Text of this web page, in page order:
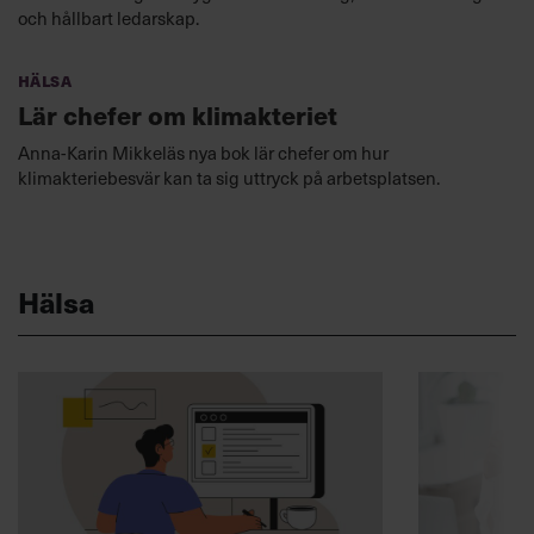
och hållbart ledarskap.
Hälsa
Lär chefer om klimakteriet
Anna-Karin Mikkeläs nya bok lär chefer om hur
klimakteriebesvär kan ta sig uttryck på arbetsplatsen.
Hälsa